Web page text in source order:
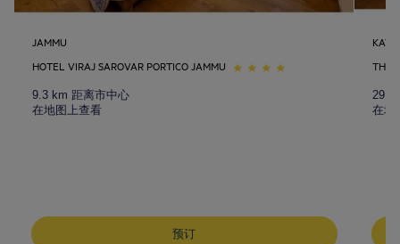
JAMMU
HOTEL VIRAJ SAROVAR PORTICO JAMMU
9.3 km 距离市中心
在地图上查看
预订
THE
29.6
在地
峨嵋山酒店